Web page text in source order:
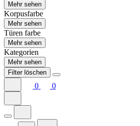
Mehr sehen
Korpusfarbe
Mehr sehen
Türen farbe
Mehr sehen
Kategorien
Mehr sehen
Filter löschen
0 0